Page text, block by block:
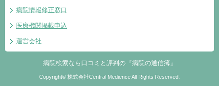
病院情報修正窓口
医療機関掲載申込
運営会社
病院検索なら口コミと評判の『病院の通信簿』
Copyright© 株式会社Central Medience All Rights Reserved.